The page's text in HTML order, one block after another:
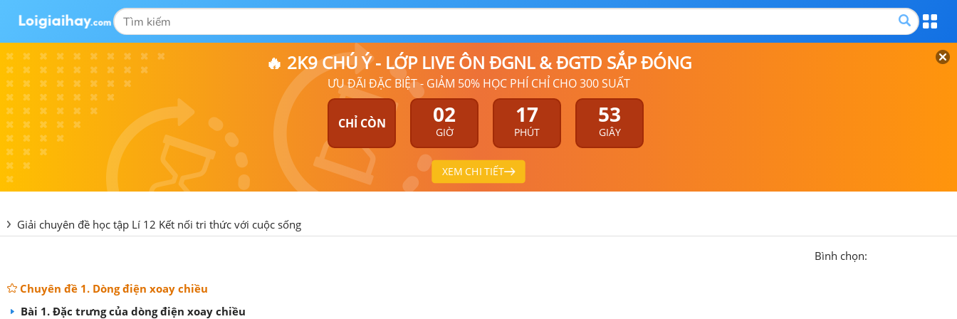
🔥 2K9 CHÚ Ý - LỚP LIVE ÔN ĐGNL & ĐGTD SẮP ĐÓNG
ƯU ĐÃI ĐẶC BIỆT - GIẢM 50% HỌC PHÍ CHỈ CHO 300 SUẤT
CHỈ CÒN 02
GIỜ
17
PHÚT
53
GIÂY
XEM CHI TIẾT
Giải chuyên đề học tập Lí 12 Kết nối tri thức với cuộc sống
Bình chọn:
Chuyên đề 1. Dòng điện xoay chiều
Bài 1. Đặc trưng của dòng điện xoay chiều